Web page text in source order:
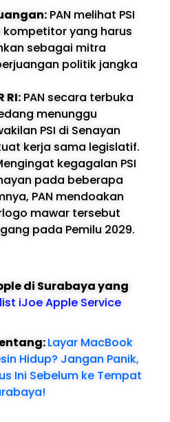
PAN melihat PSI
yang harus
sebagai mitra
politik jangka
RI: PAN secara terbuka
menunggu
PSI di Senayan
kerja sama legislatif.
kegagalan PSI
pada beberapa
PAN mendoakan
mawar tersebut
pada Pemilu 2029.
di Surabaya yang
iJoe Apple Service
Layar MacBook
Hidup? Jangan Panik,
Ini Sebelum ke Tempat